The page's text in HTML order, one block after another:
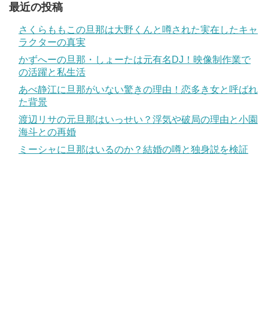
最近の投稿
さくらももこの旦那は大野くんと噂された実在したキャ
ラクターの真実
かずへーの旦那・しょーたは元有名DJ！映像制作業で
の活躍と私生活
あべ静江に旦那がいない驚きの理由！恋多き女と呼ばれ
た背景
渡辺リサの元旦那はいっせい？浮気や破局の理由と小園
海斗との再婚
ミーシャに旦那はいるのか？結婚の噂と独身説を検証